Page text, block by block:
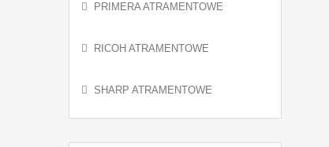
PRIMERA ATRAMENTOWE
RICOH ATRAMENTOWE
SHARP ATRAMENTOWE